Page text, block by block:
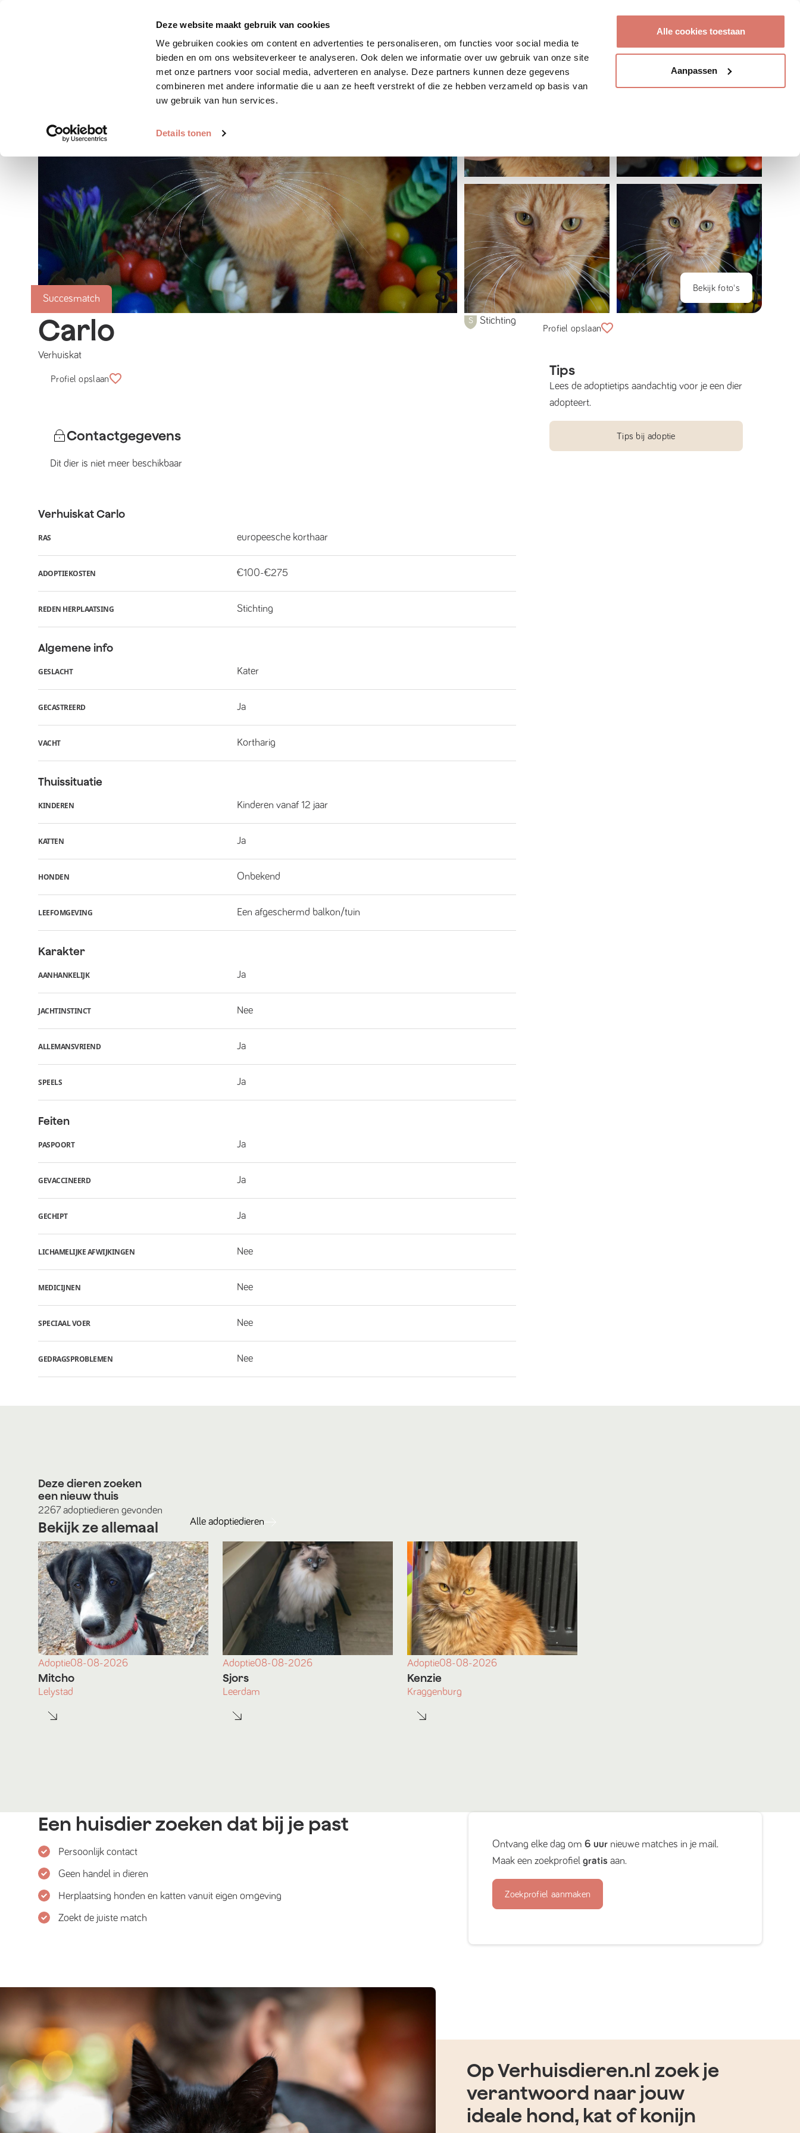
Deze website maakt gebruik van cookies
We gebruiken cookies om content en advertenties te personaliseren, om functies voor social media te
bieden en om ons websiteverkeer te analyseren. Ook delen we informatie over uw gebruik van onze site
met onze partners voor social media, adverteren en analyse. Deze partners kunnen deze gegevens
combineren met andere informatie die u aan ze heeft verstrekt of die ze hebben verzameld op basis van
uw gebruik van hun services.
Details tonen
Alle cookies toestaan
Aanpassen
Zoek huisdier Plaats huisdier Hoe werkt het?
Succesmatch
Bekijk foto's
Carlo
Verhuiskat
Stichting
Profiel opslaan
Contactgegevens
Dit dier is niet meer beschikbaar
VerhuiskatCarlo
RAS europeesche korthaar
ADOPTIEKOSTEN €100-€275
REDEN HERPLAATSING Stichting
Algemene info
GESLACHT Kater
GECASTREERD Ja
VACHT Kortharig
Thuissituatie
KINDEREN Kinderen vanaf 12 jaar
KATTEN Ja
HONDEN Onbekend
LEEFOMGEVING Een afgeschermd balkon/tuin
Karakter
AANHANKELIJK Ja
JACHTINSTINCT Nee
ALLEMANSVRIEND Ja
SPEELS Ja
Feiten
PASPOORT Ja
GEVACCINEERD Ja
GECHIPT Ja
LICHAMELIJKE AFWIJKINGEN Nee
MEDICIJNEN Nee
SPECIAAL VOER Nee
GEDRAGSPROBLEMEN Nee
Profiel opslaan
Tips
Lees de adoptietips aandachtig voor je een dier
adopteert.
Tips bij adoptie
Deze dieren zoeken
een nieuw thuis
2267 adoptiedieren gevonden
Bekijk ze allemaal Alle adoptiedieren
Adoptie08-08-2026
Mitcho
Lelystad
Adoptie08-08-2026
Sjors
Leerdam
Adoptie08-08-2026
Kenzie
Kraggenburg
Een huisdier zoeken dat bij je past
Persoonlijk contact
Geen handel in dieren
Herplaatsing honden en katten vanuit eigen omgeving
Zoekt de juiste match
Ontvang elke dag om6 uur nieuwe matches in je mail.
Maak een zoekprofielgratis aan.
Zoekprofiel aanmaken
Op Verhuisdieren.nl zoek je
verantwoord naar jouw
ideale hond, kat of konijn